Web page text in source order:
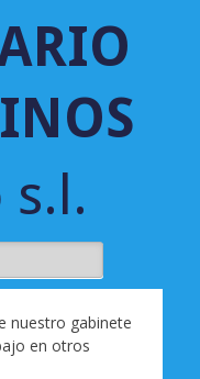
s.l.
nuestro gabinete
en otros